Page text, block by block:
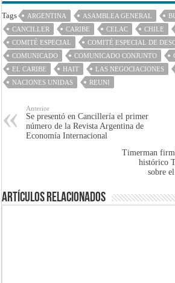
Tags ARGENTINA ASAMBLEA GENERAL
CANCILLER
CARIBE CELAC CHILE
COMITÉ ESPECIAL
COMITÉ ESPECIAL DE
COMUNICADO
COMUNICADO CONJUNTO
EL CARIBE
HAIT LAS NEGOCIACIONES
NACIONES UNIDAS
REUNI
Anterior
Se presentó en Cancillería el primer
número de la Revista Argentina de
Economía Internacional
Timerman
histórico
sobre
Artículos Relacionados